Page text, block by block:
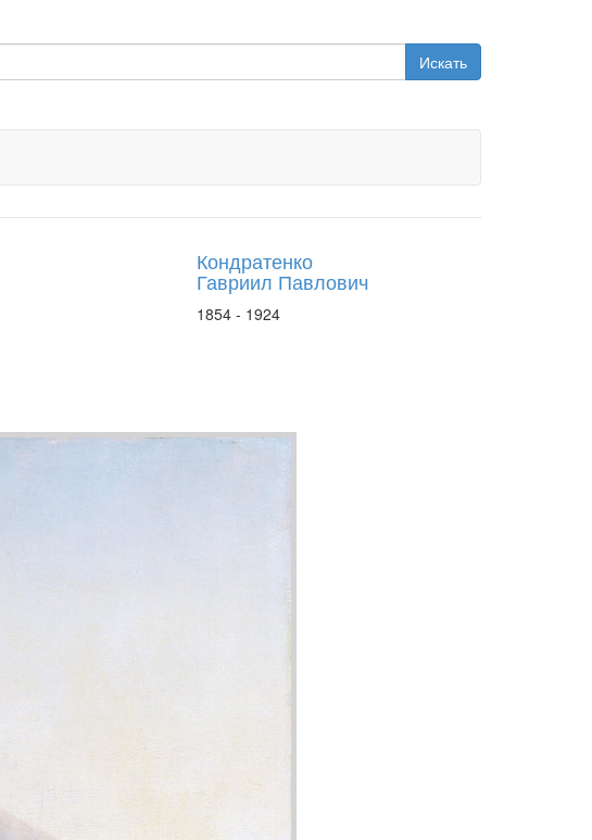
Искать
Кондратенко
Гавриил Павлович
1854 - 1924